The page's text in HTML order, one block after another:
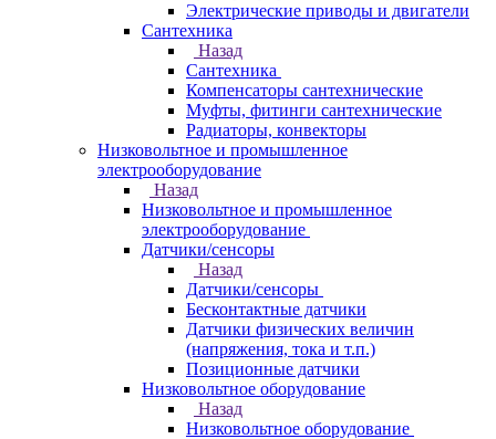
Электрические приводы и двигатели
Сантехника
Назад
Сантехника
Компенсаторы сантехнические
Муфты, фитинги сантехнические
Радиаторы, конвекторы
Низковольтное и промышленное
электрооборудование
Назад
Низковольтное и промышленное
электрооборудование
Датчики/сенсоры
Назад
Датчики/сенсоры
Бесконтактные датчики
Датчики физических величин
(напряжения, тока и т.п.)
Позиционные датчики
Низковольтное оборудование
Назад
Низковольтное оборудование